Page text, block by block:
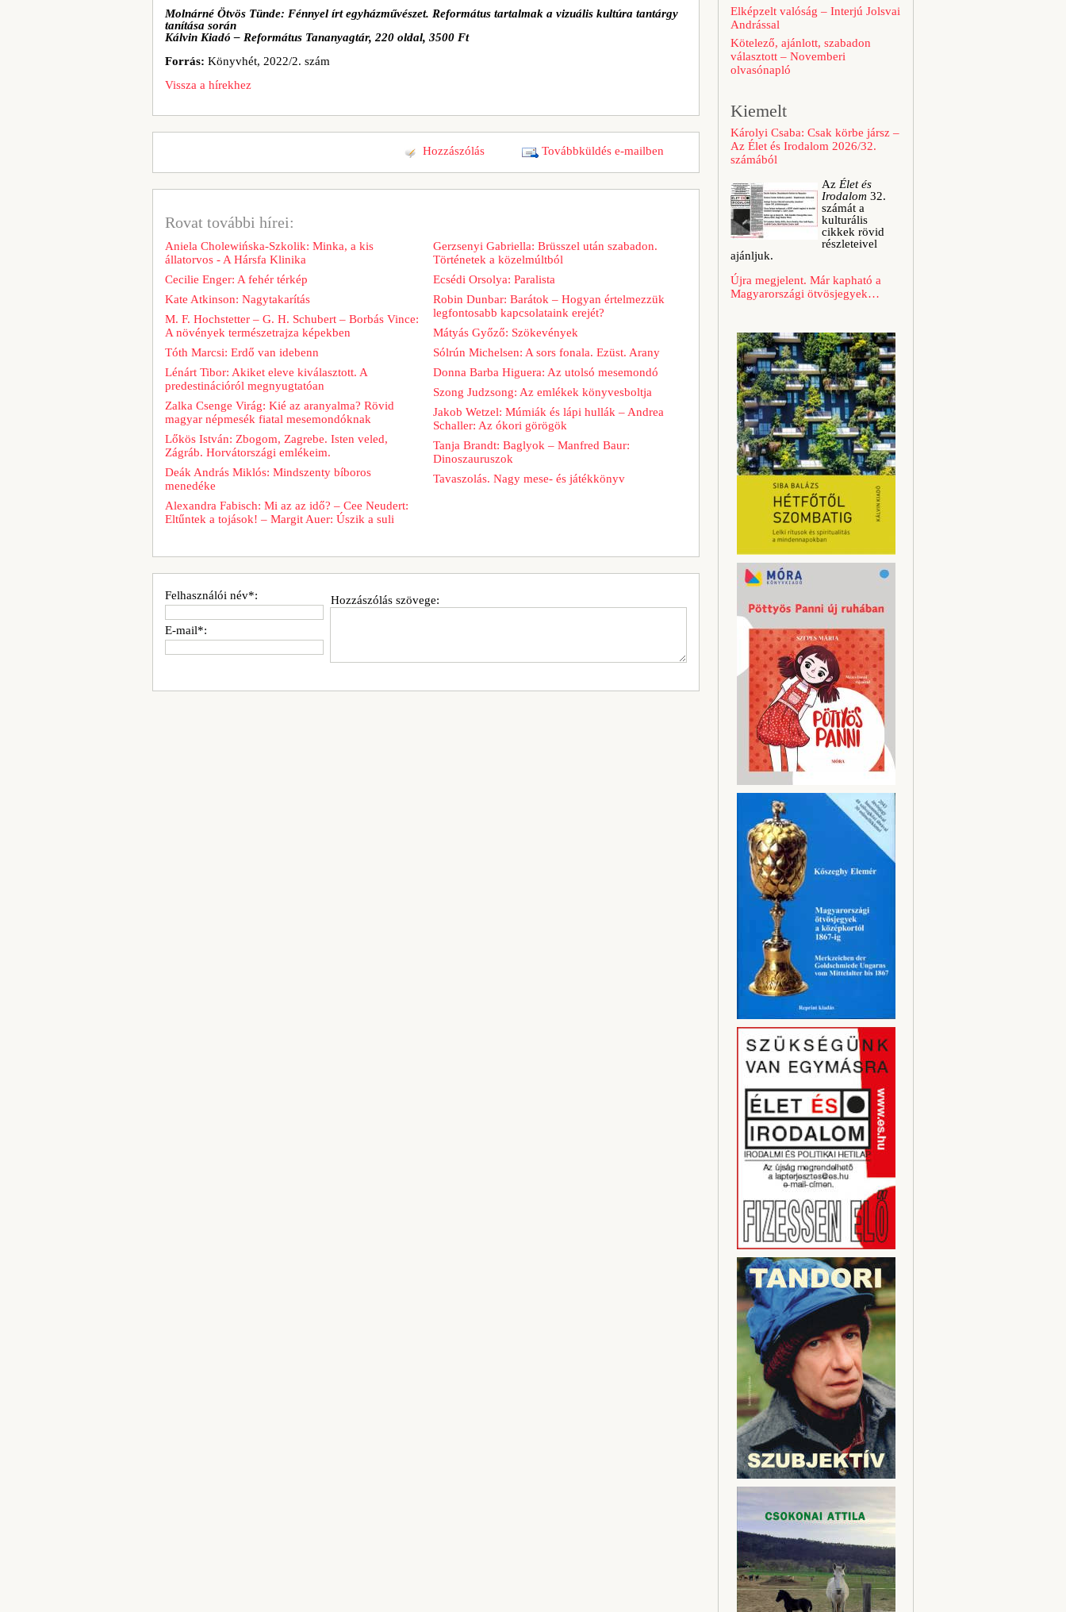
Molnárné Ötvös Tünde: Fénnyel írt egyházművészet. Református tartalmak a vizuális kultúra tantárgy
tanítása során
Kálvin Kiadó – Református Tananyagtár, 220 oldal, 3500 Ft
Forrás: Könyvhét, 2022/2. szám
Vissza a hírekhez
Továbbküldés e-mailben
Hozzászólás
Rovat további hírei:
Aniela Cholewińska-Szkolik: Minka, a kis
állatorvos - A Hársfa Klinika
Cecilie Enger: A fehér térkép
Kate Atkinson: Nagytakarítás
M. F. Hochstetter – G. H. Schubert – Borbás Vince:
A növények természetrajza képekben
Tóth Marcsi: Erdő van idebenn
Lénárt Tibor: Akiket eleve kiválasztott. A
predestinációról megnyugtatóan
Zalka Csenge Virág: Kié az aranyalma? Rövid
magyar népmesék fiatal mesemondóknak
Lőkös István: Zbogom, Zagrebe. Isten veled,
Zágráb. Horvátországi emlékeim.
Deák András Miklós: Mindszenty bíboros
menedéke
Alexandra Fabisch: Mi az az idő? – Cee Neudert:
Eltűntek a tojások! – Margit Auer: Úszik a suli
Gerzsenyi Gabriella: Brüsszel után szabadon.
Történetek a közelmúltból
Ecsédi Orsolya: Paralista
Robin Dunbar: Barátok – Hogyan értelmezzük
legfontosabb kapcsolataink erejét?
Mátyás Győző: Szökevények
Sólrún Michelsen: A sors fonala. Ezüst. Arany
Donna Barba Higuera: Az utolsó mesemondó
Szong Judzsong: Az emlékek könyvesboltja
Jakob Wetzel: Múmiák és lápi hullák – Andrea
Schaller: Az ókori görögök
Tanja Brandt: Baglyok – Manfred Baur:
Dinoszauruszok
Tavaszolás. Nagy mese- és játékkönyv
Hozzászólás szövege:
Felhasználói név*:
E-mail*:
Elképzelt valóság – Interjú Jolsvai
Andrással
Kötelező, ajánlott, szabadon
választott – Novemberi
olvasónapló
Kiemelt
Károlyi Csaba: Csak körbe jársz –
Az Élet és Irodalom 2026/32.
számából
Az Élet és
Irodalom 32.
számát a
kulturális
cikkek rövid
részleteivel
ajánljuk.
Újra megjelent. Már kapható a
Magyarországi ötvösjegyek…